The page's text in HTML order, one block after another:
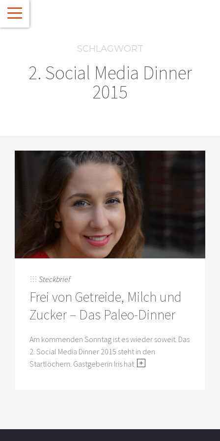
SCHLAGWORT
2. Social Media Dinner
2015
Steckbrief
Frei von Getreide, Milch und
Zucker – Das Paleo-Dinner
Am kommenden Sonntag ist es wieder soweit. Das
2. Social Media Dinner 2015 steht in den
Startlöchern. Gastgeberin Iris hat